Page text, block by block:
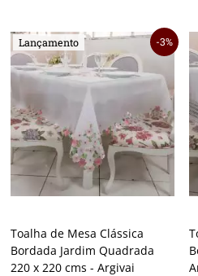
Lançamento
Toalha de Mesa Clássica
Bordada Jardim Quadrada
220 x 220 cms - Argivai
3%